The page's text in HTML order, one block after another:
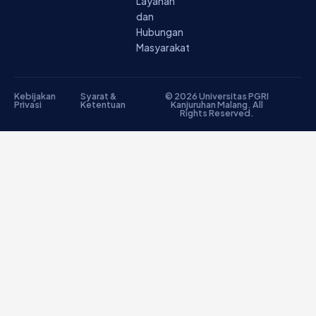
dan
Hubungan
Masyarakat
© 2026 Universitas PGRI
Kanjuruhan Malang. All
Rights Reserved.
Kebijakan
Privasi
Syarat &
Ketentuan